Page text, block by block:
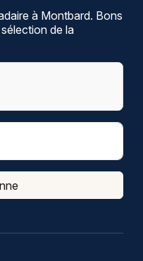
à Montbard. Bons
de la